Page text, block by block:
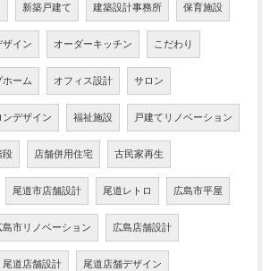
新築戸建て 建築設計事務所 保育施設
ザイン オーダーキッチン こだわり
ホーム オフィス設計 サロン
ンデザイン 福祉施設 戸建てリノベーション
段 店舗併用住宅 古民家再生
尾道市店舗設計 尾道レトロ 広島市平屋
島市リノベーション 広島店舗設計
尾道店舗設計 尾道店舗デザイン